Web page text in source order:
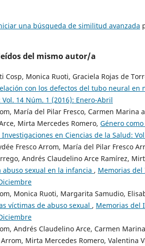
una búsqueda de similitud avanzada
del mismo autor/a
Cosp, Monica Ruoti, Graciela Rojas de
con los defectos del tubo neural
14 Núm. 1 (2016): Enero-Abril
María del Pilar Fresco, Carmen
Mirta Mercedes Romero, Género
en Ciencias de la Salud:
Fresco Arrom, María del Pilar Fresco
Andrés Claudelino Arce Ramírez,
abuso sexual en la infancia , Memorias del
Monica Ruoti, Margarita Samudio,
víctimas de abuso sexual , Memorias del
Andrés Claudelino Arce, Carmen
Mirta Mercedes Romero, Valentina